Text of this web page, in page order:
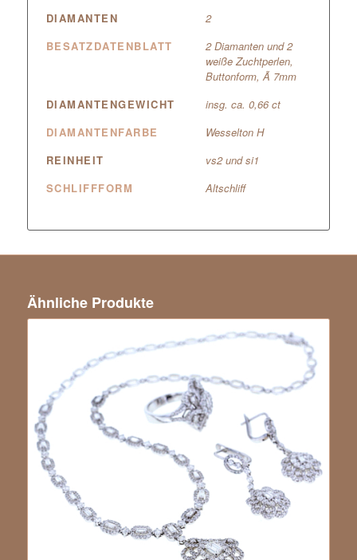
DIAMANTEN
2
BESATZDATENBLATT
2 Diamanten und 2
weiße Zuchtperlen,
Buttonform, Ã 7mm
DIAMANTENGEWICHT
insg. ca. 0,66 ct
DIAMANTENFARBE
Wesselton H
REINHEIT
vs2 und si1
SCHLIFFFORM
Altschliff
Ähnliche Produkte